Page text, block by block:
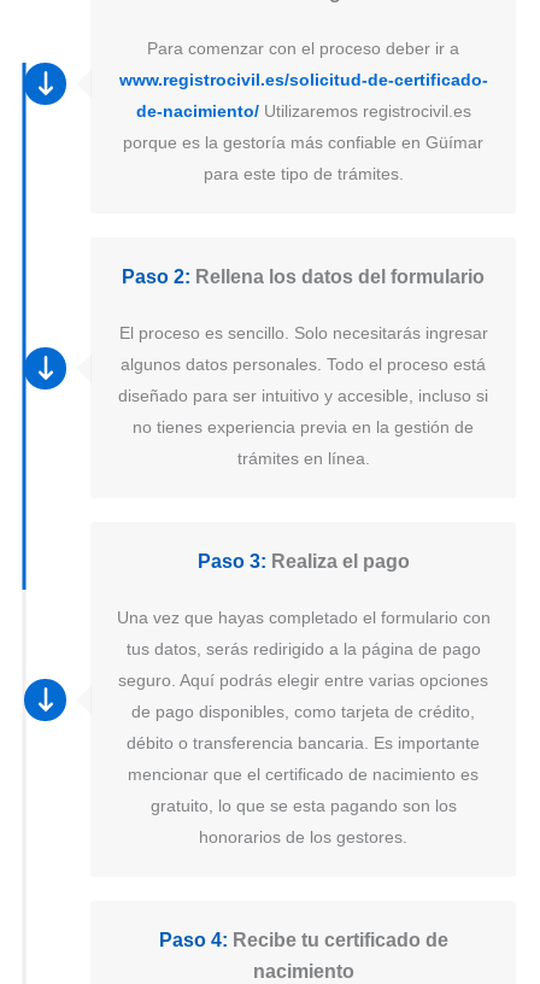
Para comenzar con el proceso deber ir a
www.registrocivil.es/solicitud-de-certificado-
de-nacimiento/Utilizaremos registrocivil.es
porque es la gestoría más confiable en Güímar
para este tipo de trámites.
Paso 2: Rellena los datos del formulario
El proceso es sencillo. Solo necesitarás ingresar
algunos datos personales. Todo el proceso está
diseñado para ser intuitivo y accesible, incluso si
no tienes experiencia previa en la gestión de
trámites en línea.
Paso 3: Realiza el pago
Una vez que hayas completado el formulario con
tus datos, serás redirigido a la página de pago
seguro. Aquí podrás elegir entre varias opciones
de pago disponibles, como tarjeta de crédito,
débito o transferencia bancaria. Es importante
mencionar que el certificado de nacimiento es
gratuito, lo que se esta pagando son los
honorarios de los gestores.
Paso 4: Recibe tu certificado de
nacimiento